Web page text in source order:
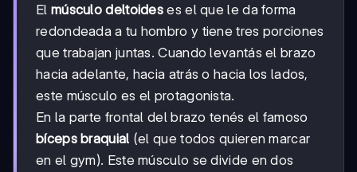
El músculo deltoides es el que le da forma
redondeada a tu hombro y tiene tres porciones
que trabajan juntas. Cuando levantás el brazo
hacia adelante, hacia atrás o hacia los lados,
este músculo es el protagonista.
En la parte frontal del brazo tenés el famoso
bíceps braquial (el que todos quieren marcar
en el gym). Este músculo se divide en dos